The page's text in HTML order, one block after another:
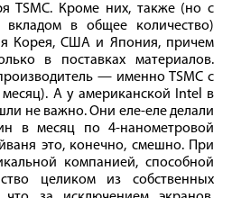
TSMC. Кроме них, также (но с
вкладом в общее количество)
Корея, США и Япония, причем
в поставках материалов.
— именно TSMC с
А у американской Intel в
не важно. Они еле-еле делали
в месяц по 4-нанометровой
это, конечно, смешно. При
компанией, способной
целиком из собственных